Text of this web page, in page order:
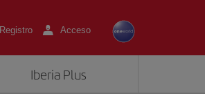
Registro Acceso
Iberia Plus